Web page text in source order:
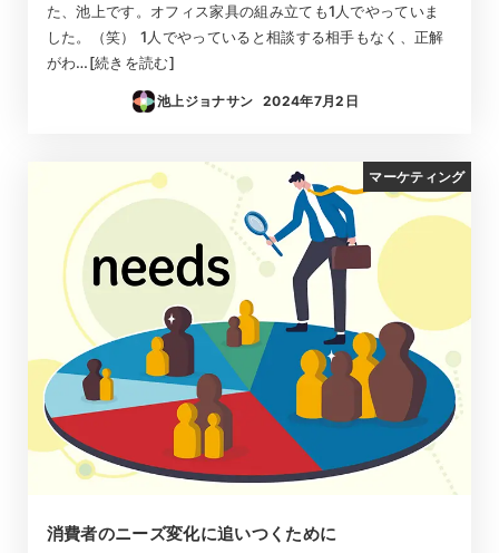
た、池上です。オフィス家具の組み立ても1人でやっていま
した。（笑） 1人でやっていると相談する相手もなく、正解
がわ…[続きを読む]
池上ジョナサン
投稿日
2024年7月2日
マーケティング
消費者のニーズ変化に追いつくために